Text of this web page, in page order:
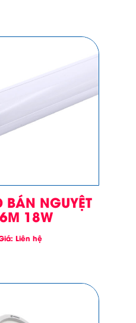
BÁN NGUYỆT
18W
Liên hệ